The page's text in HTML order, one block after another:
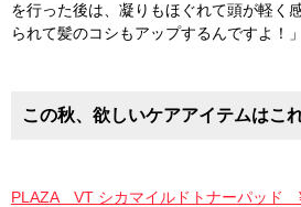
を行った後は、凝りもほぐれて頭が軽く
られて髪のコシもアップするんですよ！」
この秋、欲しいケアアイテムはこ
PLAZA VT シカマイルドトナーパッド